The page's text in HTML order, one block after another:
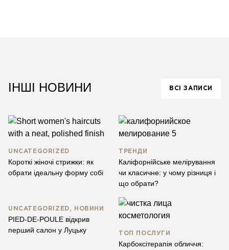
ІНШІ НОВИНИ ВСІ ЗАПИСИ
UNCATEGORIZED
Короткі жіночі стрижки: як
обрати ідеальну форму собі
ТРЕНДИ
Каліфорнійське мелірування
чи класичне: у чому різниця і
що обрати?
UNCATEGORIZED, НОВИНИ
PIED-DE-POULE відкрив
перший салон у Луцьку
ТОП ПОСЛУГИ
Карбоксітерапія обличчя: